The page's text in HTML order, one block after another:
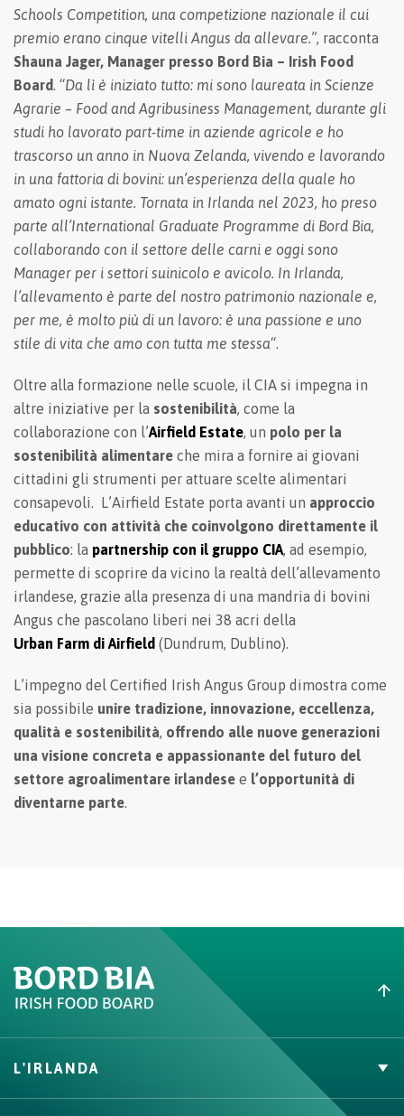
Schools Competition, una competizione nazionale il cui
premio erano cinque vitelli Angus da allevare.”, racconta
Shauna Jager, Manager presso Bord Bia – Irish Food
Board. “Da lì è iniziato tutto: mi sono laureata in Scienze
Agrarie – Food and Agribusiness Management, durante gli
studi ho lavorato part-time in aziende agricole e ho
trascorso un anno in Nuova Zelanda, vivendo e lavorando
in una fattoria di bovini: un’esperienza della quale ho
amato ogni istante. Tornata in Irlanda nel 2023, ho preso
parte all’International Graduate Programme di Bord Bia,
collaborando con il settore delle carni e oggi sono
Manager per i settori suinicolo e avicolo. In Irlanda,
l’allevamento è parte del nostro patrimonio nazionale e,
per me, è molto più di un lavoro: è una passione e uno
stile di vita che amo con tutta me stessa“.
Oltre alla formazione nelle scuole, il CIA si impegna in
altre iniziative per la sostenibilità, come la
collaborazione con l’Airfield Estate, un polo per la
sostenibilità alimentare che mira a fornire ai giovani
cittadini gli strumenti per attuare scelte alimentari
consapevoli. L’Airfield Estate porta avanti un approccio
educativo con attività che coinvolgono direttamente il
pubblico: la partnership con il gruppo CIA, ad esempio,
permette di scoprire da vicino la realtà dell’allevamento
irlandese, grazie alla presenza di una mandria di bovini
Angus che pascolano liberi nei 38 acri della
Urban Farm di Airfield (Dundrum, Dublino).
L’impegno del Certified Irish Angus Group dimostra come
sia possibile unire tradizione, innovazione, eccellenza,
qualità e sostenibilità, offrendo alle nuove generazioni
una visione concreta e appassionante del futuro del
settore agroalimentare irlandese e l’opportunità di
diventarne parte.
L'IRLANDA